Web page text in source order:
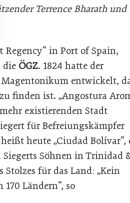
Terrence Bharath und
Regency“ in Port of Spain,
die ÖGZ. 1824 hatte der
Magentonikum entwickelt,
finden ist. „Angostura
existierenden Stadt
für Befreiungskämpfer
heute „Ciudad Bolívar“,
Söhnen in Trinidad
Stolzes für das Land: „Kein
Ländern“, so